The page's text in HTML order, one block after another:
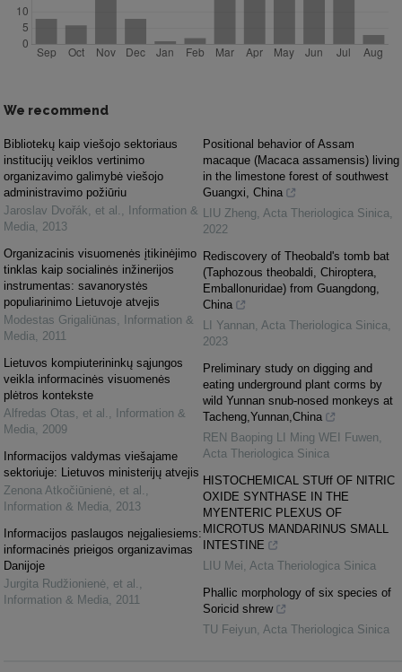
We recommend
Bibliotekų kaip viešojo sektoriaus
institucijų veiklos vertinimo
organizavimo galimybė viešojo
administravimo požiūriu
Jaroslav Dvořák, et al. ,
Information &
Media, 2013
Organizacinis visuomenės įtikinėjimo
tinklas kaip socialinės inžinerijos
instrumentas: savanorystės
populiarinimo Lietuvoje atvejis
Modestas Grigaliūnas,
Information &
Media, 2011
Lietuvos kompiuterininkų sąjungos
veikla informacinės visuomenės
plėtros kontekste
Alfredas Otas, et al. ,
Information &
Media, 2009
Informacijos valdymas viešajame
sektoriuje: Lietuvos ministerijų atvejis
Zenona Atkočiūnienė, et al. ,
Information & Media, 2013
Informacijos paslaugos neįgaliesiems:
informacinės prieigos organizavimas
Danijoje
Jurgita Rudžionienė, et al. ,
Information & Media, 2011
Positional behavior of Assam
macaque (Macaca assamensis) living
in the limestone forest of southwest
Guangxi, China
LIU Zheng, Acta Theriologica Sinica,
2022
Rediscovery of Theobald's tomb bat
(Taphozous theobaldi, Chiroptera,
Emballonuridae) from Guangdong,
China
LI Yannan, Acta Theriologica Sinica,
2023
Preliminary study on digging and
eating underground plant corms by
wild Yunnan snub-nosed monkeys at
Tacheng,Yunnan,China
REN Baoping LI Ming WEI Fuwen,
Acta Theriologica Sinica
HISTOCHEMICAL STUff OF NITRIC
OXIDE SYNTHASE IN THE
MYENTERIC PLEXUS OF
MICROTUS MANDARINUS SMALL
INTESTINE
LIU Mei, Acta Theriologica Sinica
Phallic morphology of six species of
Soricid shrew
TU Feiyun, Acta Theriologica Sinica